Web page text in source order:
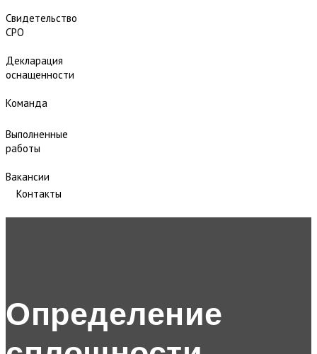
Свидетельство
СРО
Декларация
оснащенности
Команда
Выполненные
работы
Вакансии
Контакты
Определение